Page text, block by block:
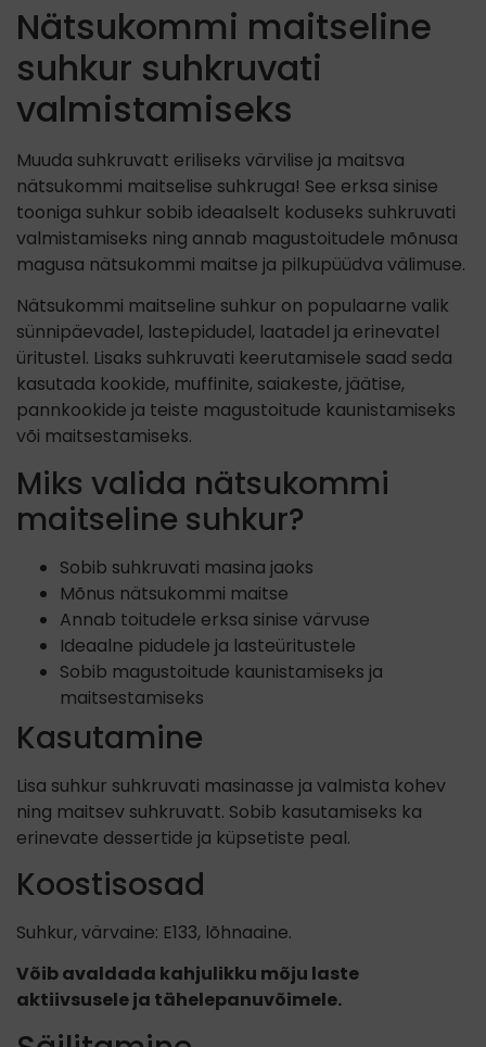
Nätsukommi maitseline
suhkur suhkruvati
valmistamiseks
Muuda suhkruvatt eriliseks värvilise ja maitsva
nätsukommi maitselise suhkruga! See erksa sinise
tooniga suhkur sobib ideaalselt koduseks suhkruvati
valmistamiseks ning annab magustoitudele mõnusa
magusa nätsukommi maitse ja pilkupüüdva välimuse.
Nätsukommi maitseline suhkur on populaarne valik
sünnipäevadel, lastepidudel, laatadel ja erinevatel
üritustel. Lisaks suhkruvati keerutamisele saad seda
kasutada kookide, muffinite, saiakeste, jäätise,
pannkookide ja teiste magustoitude kaunistamiseks
või maitsestamiseks.
Miks valida nätsukommi
maitseline suhkur?
Sobib suhkruvati masina jaoks
Mõnus nätsukommi maitse
Annab toitudele erksa sinise värvuse
Ideaalne pidudele ja lasteüritustele
Sobib magustoitude kaunistamiseks ja
maitsestamiseks
Kasutamine
Lisa suhkur suhkruvati masinasse ja valmista kohev
ning maitsev suhkruvatt. Sobib kasutamiseks ka
erinevate dessertide ja küpsetiste peal.
Koostisosad
Suhkur, värvaine: E133, lõhnaaine.
Võib avaldada kahjulikku mõju laste
aktiivsusele ja tähelepanuvõimele.